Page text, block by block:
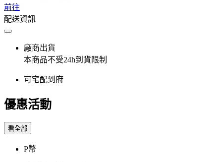
前往
配送資訊
廠商出貨
本商品不受24h到貨限制
可宅配到府
優惠活動
看全部
P幣